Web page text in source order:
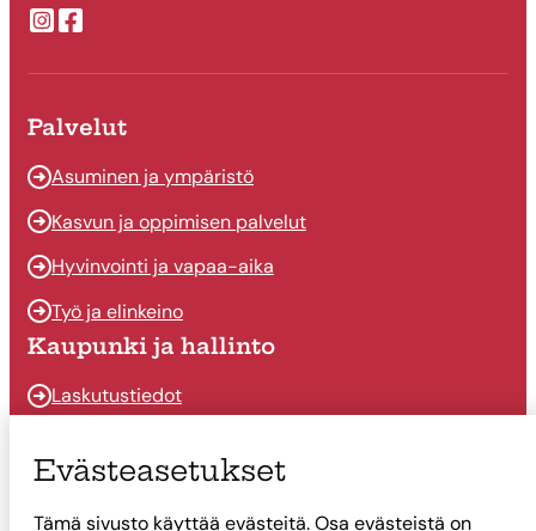
Suonenjoen kaupungin Instragram
Suonenjoen kaupungin Facebook
Palvelut
Asuminen ja ympäristö
Kasvun ja oppimisen palvelut
Hyvinvointi ja vapaa-aika
Työ ja elinkeino
Kaupunki ja hallinto
Laskutustiedot
Päätöksenteko
Evästeasetukset
Tämä sivusto käyttää evästeitä. Osa evästeistä on